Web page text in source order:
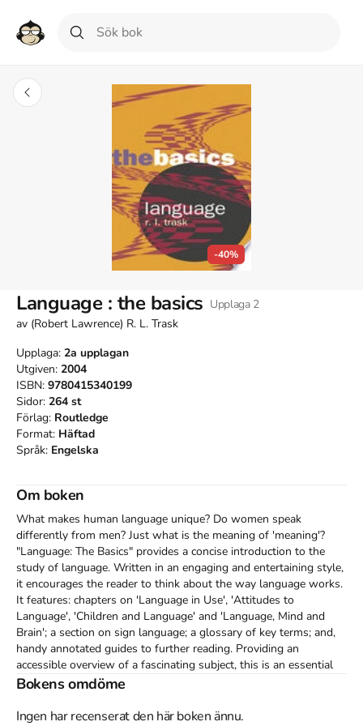
-40%
Language : the basics Upplaga 2
av (Robert Lawrence) R. L. Trask
Upplaga: 2a upplagan
Utgiven: 2004
ISBN: 9780415340199
Sidor: 264 st
Förlag: Routledge
Format: Häftad
Språk: Engelska
Om boken
What makes human language unique? Do women speak
differently from men? Just what is the meaning of 'meaning'?
"Language: The Basics" provides a concise introduction to the
study of language. Written in an engaging and entertaining style,
it encourages the reader to think about the way language works.
It features: chapters on 'Language in Use', 'Attitudes to
Language', 'Children and Language' and 'Language, Mind and
Brain'; a section on sign language; a glossary of key terms; and,
handy annotated guides to further reading. Providing an
accessible overview of a fascinating subject, this is an essential
book for all students and anyone who's ever been accused of
Bokens omdöme
Ingen har recenserat den här boken ännu.